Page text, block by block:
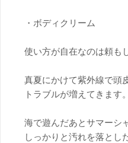
・ボディクリーム
使い方が自在なのは頼も
真夏にかけて紫外線で頭
トラブルが増えてきます。
海で遊んだあとサマーシ
しっかりと汚れを落とし